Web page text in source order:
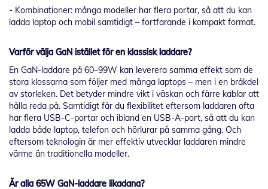
- Kombinationer: många modeller har flera portar, så att du kan
ladda laptop och mobil samtidigt – fortfarande i kompakt format.
Varför välja GaN istället för en klassisk laddare?
En GaN-laddare på 60–99W kan leverera samma effekt som de
stora klossarna som följer med många laptops – men i en bråkdel
av storleken. Det betyder mindre vikt i väskan och färre kablar att
hålla reda på. Samtidigt får du flexibilitet eftersom laddaren ofta
har flera USB-C-portar och ibland en USB-A-port, så att du kan
ladda både laptop, telefon och hörlurar på samma gång. Och
eftersom teknologin är mer effektiv utvecklar laddaren mindre
värme än traditionella modeller.
Är alla 65W GaN-laddare likadana?